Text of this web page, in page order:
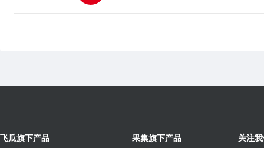
飞瓜旗下产品 果集旗下产品 关注